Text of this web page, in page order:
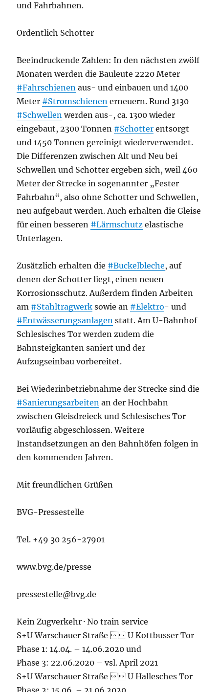
und Fahrbahnen.
Ordentlich Schotter
Beeindruckende Zahlen: In den nächsten zwölf
Monaten werden die Bauleute 2220 Meter
#Fahrschienen aus- und einbauen und 1400
Meter #Stromschienen erneuern. Rund 3130
#Schwellen werden aus-, ca. 1300 wieder
eingebaut, 2300 Tonnen #Schotter entsorgt
und 1450 Tonnen gereinigt wiederverwendet.
Die Differenzen zwischen Alt und Neu bei
Schwellen und Schotter ergeben sich, weil 460
Meter der Strecke in sogenannter „Fester
Fahrbahn“, also ohne Schotter und Schwellen,
neu aufgebaut werden. Auch erhalten die Gleise
für einen besseren #Lärmschutz elastische
Unterlagen.
Zusätzlich erhalten die #Buckelbleche, auf
denen der Schotter liegt, einen neuen
Korrosionsschutz. Außerdem finden Arbeiten
am #Stahltragwerk sowie an #Elektro- und
#Entwässerungsanlagen statt. Am U-Bahnhof
Schlesisches Tor werden zudem die
Bahnsteigkanten saniert und der
Aufzugseinbau vorbereitet.
Bei Wiederinbetriebnahme der Strecke sind die
#Sanierungsarbeiten an der Hochbahn
zwischen Gleisdreieck und Schlesisches Tor
vorläufig abgeschlossen. Weitere
Instandsetzungen an den Bahnhöfen folgen in
den kommenden Jahren.
Mit freundlichen Grüßen
BVG-Pressestelle
Tel. +49 30 256-27901
www.bvg.de/presse
pressestelle@bvg.de
Kein Zugverkehr · No train service
S+U Warschauer Straße  U Kottbusser Tor
Phase 1: 14.04. – 14.06.2020 und
Phase 3: 22.06.2020 – vsl. April 2021
S+U Warschauer Straße  U Hallesches Tor